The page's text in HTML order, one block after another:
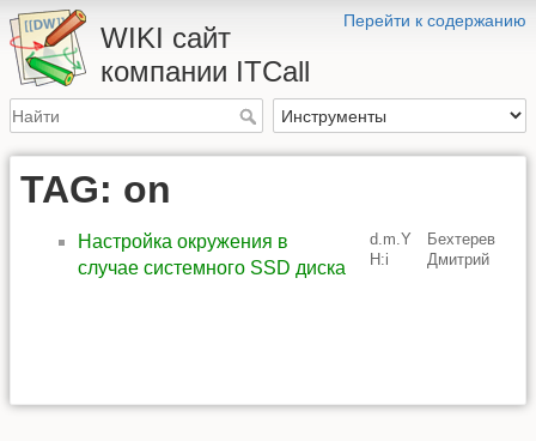
Перейти к содержанию
WIKI сайт
компании ITCall
TAG: on
Настройка окружения в
случае системного SSD диска
d.m.Y
H:i
Бехтерев
Дмитрий